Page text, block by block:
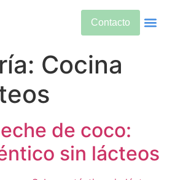
Contacto
Cocina
de coco:
sin lácteos